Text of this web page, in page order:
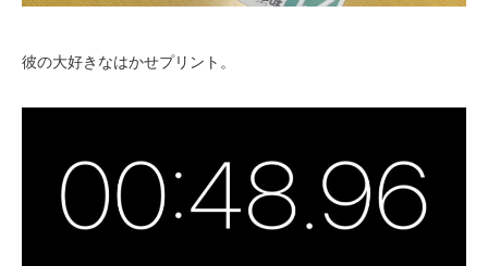
彼の大好きなはかせプリント。